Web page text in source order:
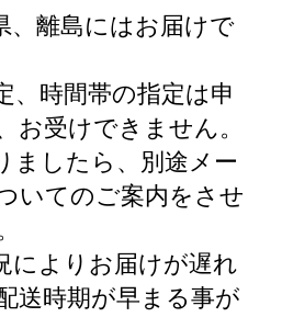
、離島にはお届けで
時間帯の指定は申
お受けできません。
ましたら、別途メー
いてのご案内をさせ
によりお届けが遅れ
送時期が早まる事が